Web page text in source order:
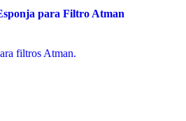
para Filtro Atman
filtros Atman.